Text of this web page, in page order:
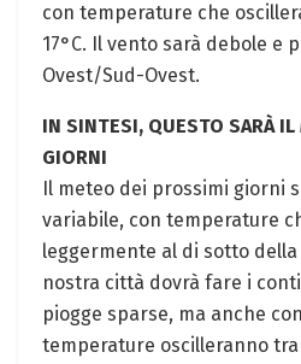
con temperature che
17°C. Il vento sarà debole e
Ovest/Sud-Ovest.
IN SINTESI, QUESTO SARÀ
GIORNI
Il meteo dei prossimi giorni
variabile, con temperature
leggermente al di sotto
nostra città dovrà fare i
piogge sparse, ma anche
temperature oscilleranno tra